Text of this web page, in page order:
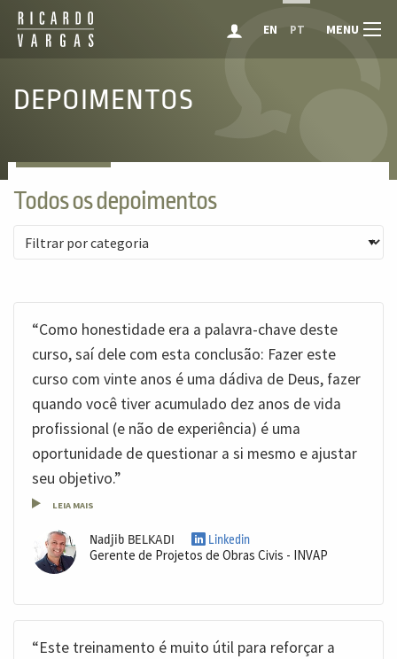
EN PT MENU
DEPOIMENTOS
Todos os depoimentos
“Como honestidade era a palavra-chave deste
curso, saí dele com esta conclusão: Fazer este
curso com vinte anos é uma dádiva de Deus, fazer
quando você tiver acumulado dez anos de vida
profissional (e não de experiência) é uma
oportunidade de questionar a si mesmo e ajustar
seu objetivo.”
LEIA MAIS
Nadjib BELKADI Linkedin
Gerente de Projetos de Obras Civis - INVAP
“Este treinamento é muito útil para reforçar a